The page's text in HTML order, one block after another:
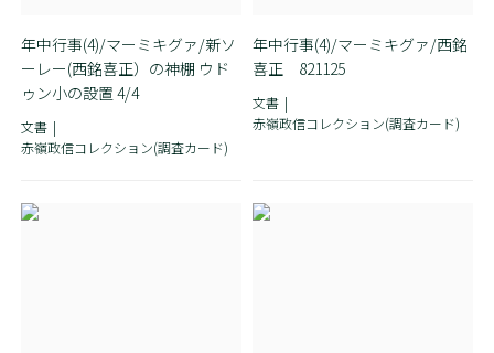
年中行事(4)/マーミキグァ/新ソ
ーレー(西銘喜正）の神棚 ウド
ゥン小の設置 4/4
文書
赤嶺政信コレクション(調査カード)
年中行事(4)/マーミキグァ/西銘
喜正 821125
文書
赤嶺政信コレクション(調査カード)